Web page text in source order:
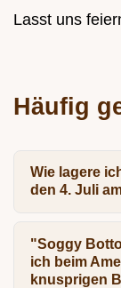
Lasst uns
Häufig
Wie lagere
den 4. Juli
"Soggy
ich beim
knusprigen